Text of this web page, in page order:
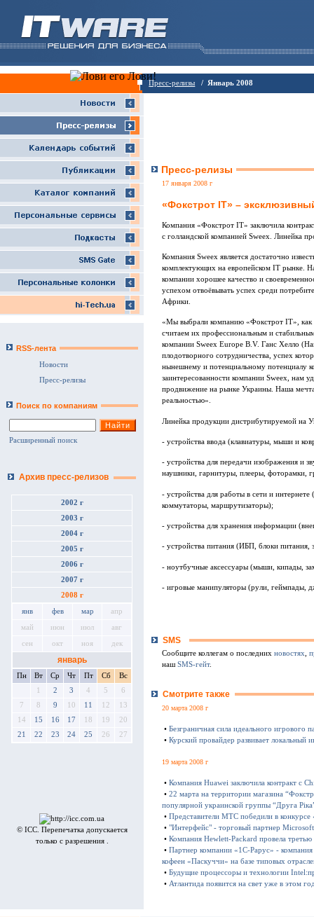
Пресс-релизы / Январь 2008
RSS-лента
Новости
Пресс-релизы
Поиск по компаниям
Расширенный поиск
Архив пресс-релизов
2002 г
2003 г
2004 г
2005 г
2006 г
2007 г
2008 г
янв фев мар апр
май июн июл авг
сен окт ноя дек
январь
Пн Вт Ср Чт Пт Сб
Вс
1
2 3 4 5
6
7
8 9 10 11 12
13
14
15 16 17 18 19
20
21
22 23 24 25 26 27
© ICC. Перепечатка допускается
только с разрешения .
Пресс-релизы
17 января 2008 г
«Фокстрот IT» –
Компания «Фокстрот IT» заключила
с голландской компанией Sweex. Линейка
Компания Sweex является достаточно
комплектующих на европейском IT рынке.
компании хорошее качество и
успехом отвоёвывать успех среди
Африки.
«Мы выбрали компанию «Фокстрот IT», как
считаем их профессиональным и
компании Sweex Europe B.V. Ганс Хелло
плодотворного сотрудничества, успех
нынешнему и потенциальному потенциалу
заинтересованности компании Sweex, нам
продвижение на рынке Украины. Наша
реальностью».
Линейка продукции дистрибутируемой на
- устройства ввода (клавиатуры, мыши и
- устройства для передачи изображения и
наушники, гарнитуры, плееры, фоторамки,
- устройства для работы в сети и
коммутаторы, маршрутизаторы);
- устройства для хранения информации
- устройства питания (ИБП, блоки питания,
- ноутбучные аксессуары (мыши, кипады,
- игровые манипуляторы (рули, геймпады,
SMS
Сообщите коллегам о последних новостях
наш SMS-гейт.
Смотрите также
20 марта 2008 г
• Безграничная сила идеального
• Курский провайдер развивает локальный
19 марта 2008 г
• Компания Huawei заключила контракт с
• 22 марта на территории магазина
популярной украинской группы “Друга
• Представители МТС победили в конкурсе
• "Интерфейс" - торговый партнер Microsoft
• Компания Hewlett-Packard провела
• Партнер компании «1С-Рарус» -
кофеен «Паскуччи» на базе типовых
• Будущие процессоры и технологии
• Атлантида появится на свет уже в этом